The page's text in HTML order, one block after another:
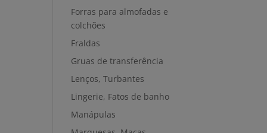
Forras para almofadas e
colchões
Fraldas
Gruas de transferência
Lenços, Turbantes
Lingerie, Fatos de banho
Manápulas